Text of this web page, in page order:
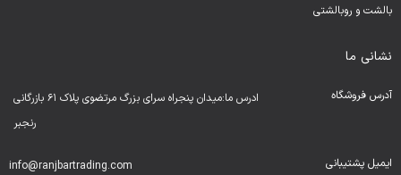
بالشت و روبالشتی
نشانی ما
آدرس فروشگاه
ادرس ما:میدان پنجراه سرای بزرگ مرتضوی پلاک ۶۱ بازرگانی
رنجبر
ایمیل پشتیبانی info@ranjbartrading.com